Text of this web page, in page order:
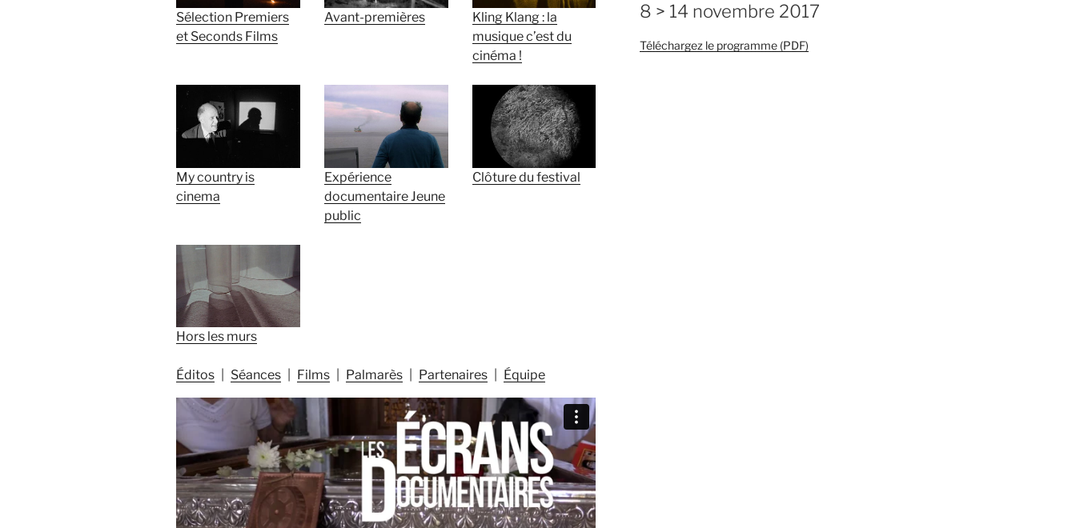
Sélection Premiers
et Seconds Films
Avant-premières
Kling Klang : la
musique c’est du
cinéma !
My country is
cinema
Expérience
documentaire Jeune
public
Clôture du festival
Hors les murs
Éditos Séances Films Palmarès Partenaires Équipe
8 > 14 novembre 2017
Téléchargez le programme (PDF)